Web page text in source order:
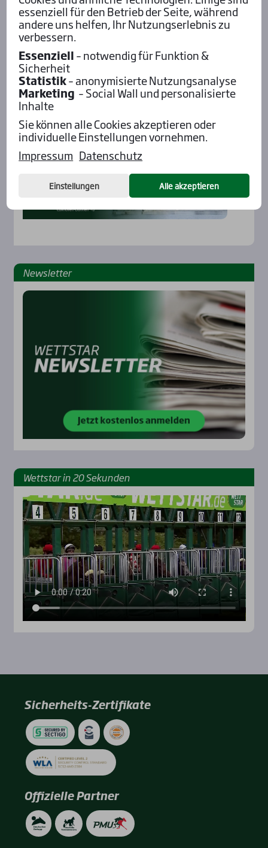
Aktu­el­les
News­let­ter
Wett­star in 20 Sekun­den
Sicherheits-Zertifikate
Offizielle Partner
essenziell für den Betrieb der Seite, während
andere uns helfen, Ihr Nutzungserlebnis zu
verbessern.
Essenziell– notwendig für Funktion &
Sicherheit
Statistik– anonymisierte Nutzungsanalyse
Marketing – Social Wall und personalisierte
Inhalte
Sie können alle Cookies akzeptieren oder
individuelle Einstellungen vornehmen.
Impressum Datenschutz
Einstellungen Alle akzeptieren